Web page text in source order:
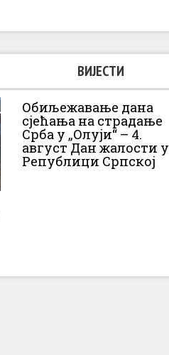
ВИЈЕСТИ
Обиљежавање дана
сјећања на страдање
Срба у „Олуји“ – 4.
август Дан жалости у
Републици Српској